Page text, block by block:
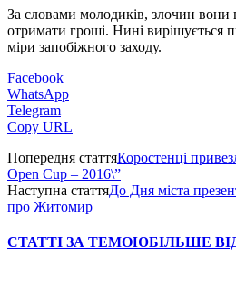
За словами молодиків, злочин вони
отримати гроші. Нині вирішується
міри запобіжного заходу.
Facebook
WhatsApp
Telegram
Copy URL
Попередня статтяКоростенці
Open Cup – 2016\”
Наступна статтяДо Дня міста
про Житомир
СТАТТІ ЗА ТЕМОЮБІЛЬШЕ